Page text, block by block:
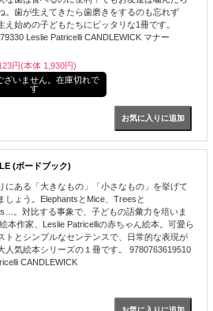
。歯が生えてきたら歯磨きをするのも忘れず
え始めの子どもたちにピッタリな1冊です。
Leslie Patricelli CANDLEWICK マナー
円(本体 1,930円)
ざいません。在庫切れで
す
(ボードブック)
にある「大きなもの」「小さなもの」を挙げて
しょう。ElephantsとMice、Treesと
。対比する事象で、子どもの語彙力を培いま
本作家、Leslie Patricelliの赤ちゃん絵本。可愛ら
トとシンプルなセンテンスで、日常的な表現が
人気絵本シリーズの１冊です。 9780763619510
CANDLEWICK